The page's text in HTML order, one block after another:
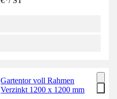
Gartentor voll Rahmen
Verzinkt 1200 x 1200 mm